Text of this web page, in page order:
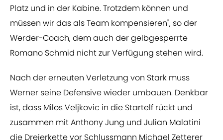
Platz und in der Kabine. Trotzdem können und
müssen wir das als Team kompensieren", so der
Werder-Coach, dem auch der gelbgesperrte
Romano Schmid nicht zur Verfügung stehen wird.
Nach der erneuten Verletzung von Stark muss
Werner seine Defensive wieder umbauen. Denkbar
ist, dass Milos Veljkovic in die Startelf rückt und
zusammen mit Anthony Jung und Julian Malatini
die Dreierkette vor Schlussmann Michael Zetterer